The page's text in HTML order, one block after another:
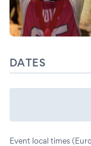
DATES
Event local times